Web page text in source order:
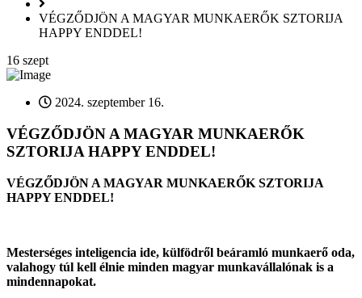
VÉGZŐDJÖN A MAGYAR MUNKAERŐK SZTORIJA
HAPPY ENDDEL!
16 szept
2024. szeptember 16.
VÉGZŐDJÖN A MAGYAR MUNKAERŐK
SZTORIJA HAPPY ENDDEL!
VÉGZŐDJÖN A MAGYAR MUNKAERŐK SZTORIJA
HAPPY ENDDEL!
Mesterséges inteligencia ide, külfödről beáramló munkaerő oda,
valahogy túl kell élnie minden magyar munkavállalónak is a
mindennapokat.